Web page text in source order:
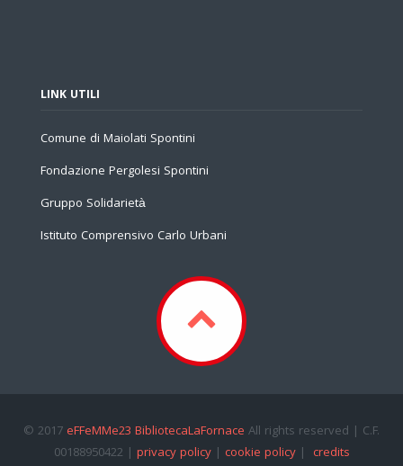
LINK UTILI
Comune di Maiolati Spontini
Fondazione Pergolesi Spontini
Gruppo Solidarietà
Istituto Comprensivo Carlo Urbani
© 2017 eFFeMMe23 BibliotecaLaFornace All rights reserved | C.F.
00188950422 | privacy policy| cookie policy| credits